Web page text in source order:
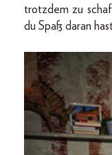
trotzdem zu
du Spaß daran